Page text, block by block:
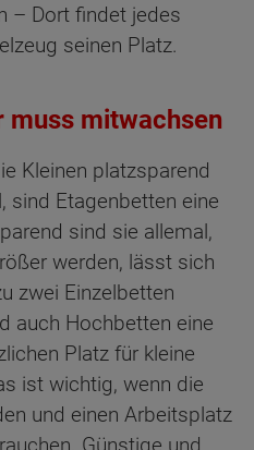
– Dort findet jedes
seinen Platz.
muss mitwachsen
Kleinen platzsparend
sind Etagenbetten eine
sind sie allemal,
werden, lässt sich
zwei Einzelbetten
auch Hochbetten eine
Platz für kleine
ist wichtig, wenn die
und einen Arbeitsplatz